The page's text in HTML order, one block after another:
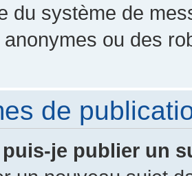
du système de
ou des
de
je publier un